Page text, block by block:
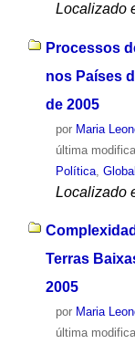
Localizado
Processos
nos Países
de 2005
por Maria
última
Política,
Localizado
Terras
2005
por Maria
última